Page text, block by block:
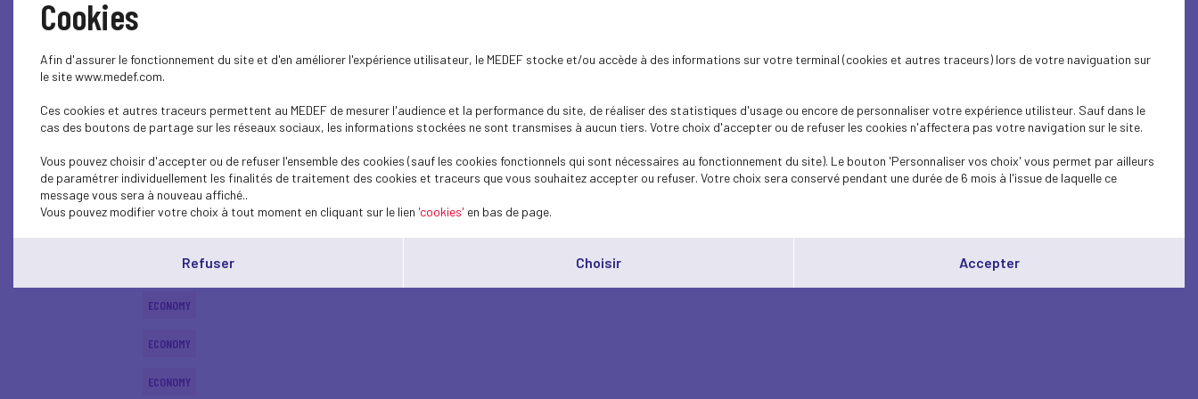
ECONOMY
ECONOMY
SOCIAL
ECONOMY
ECONOMY
ECONOMY
ECONOMY
Cookies
Afin d'assurer le fonctionnement du site et d'en améliorer l'expérience utilisateur, le MEDEF stocke et/ou accède à des informations sur votre terminal (cookies et autres traceurs) lors de votre naviguation sur
le site www.medef.com.
Ces cookies et autres traceurs permettent au MEDEF de mesurer l'audience et la performance du site, de réaliser des statistiques d'usage ou encore de personnaliser votre expérience utilisteur. Sauf dans le
cas des boutons de partage sur les réseaux sociaux, les informations stockées ne sont transmises à aucun tiers. Votre choix d'accepter ou de refuser les cookies n'affectera pas votre navigation sur le site.
Vous pouvez choisir d'accepter ou de refuser l'ensemble des cookies (sauf les cookies fonctionnels qui sont nécessaires au fonctionnement du site). Le bouton 'Personnaliser vos choix' vous permet par ailleurs
de paramétrer individuellement les finalités de traitement des cookies et traceurs que vous souhaitez accepter ou refuser. Votre choix sera conservé pendant une durée de 6 mois à l'issue de laquelle ce
message vous sera à nouveau affiché..
Vous pouvez modifier votre choix à tout moment en cliquant sur le lien 'cookies' en bas de page.
Refuser Choisir Accepter